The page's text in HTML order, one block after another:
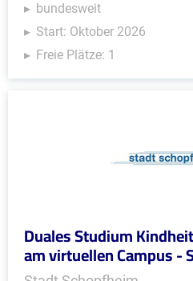
bundesweit
Start: Oktober 2026
Freie Plätze: 1
Duales Studium
am virtuellen Campus -